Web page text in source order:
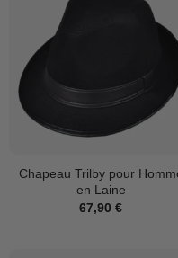
Chapeau Trilby pour
en Laine
67,90 €